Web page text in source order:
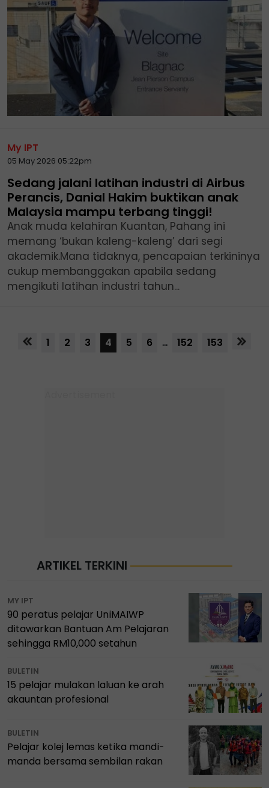
My IPT
05 May 2026 05:22pm
Sedang jalani latihan industri di Airbus
Perancis, Danial Hakim buktikan anak
Malaysia mampu terbang tinggi!
Anak muda kelahiran Kuantan, Pahang ini
memang ‘bukan kaleng-kaleng’ dari segi
akademik.Mana tidaknya, pencapaian terkininya
cukup membanggakan apabila sedang
mengikuti latihan industri tahun...
1 2 3 4 5 6 ... 152 153
ARTIKEL TERKINI
MY IPT
90 peratus pelajar UniMAIWP
ditawarkan Bantuan Am Pelajaran
sehingga RM10,000 setahun
BULETIN
15 pelajar mulakan laluan ke arah
akauntan profesional
BULETIN
Pelajar kolej lemas ketika mandi-
manda bersama sembilan rakan